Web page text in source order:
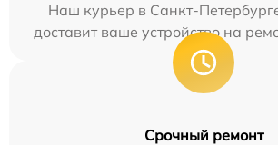
Наш курьер в Санкт-
доставит ваше устройство на
Срочный ремонт